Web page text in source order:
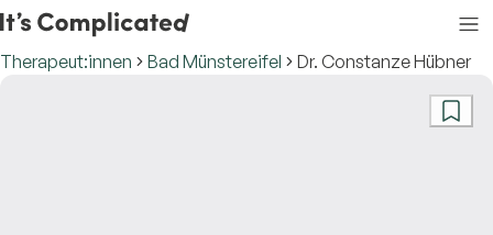
Therapeut:innen Bad Münstereifel Dr. Constanze Hübner